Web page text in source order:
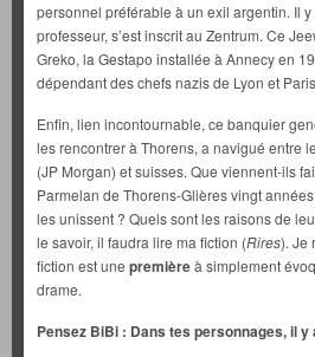
personnel préférable à un exil argentin. Il
professeur, s’est inscrit au Zentrum. Ce
Greko, la Gestapo installée à Annecy en
dépendant des chefs nazis de Lyon et
Enfin, lien incontournable, ce banquier
les rencontrer à Thorens, a navigué entre
(JP Morgan) et suisses. Que viennent-ils
Parmelan de Thorens-Glières vingt
les unissent ? Quels sont les raisons de
le savoir, il faudra lire ma fiction (Rires). Je
fiction est une premièreà simplement
drame.
Pensez BiBi : Dans tes personnages, il